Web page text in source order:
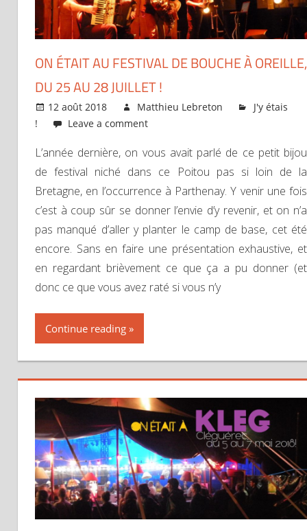
ON ÉTAIT AU FESTIVAL DE BOUCHE À OREILLE,
DU 25 AU 28 JUILLET !
12 août 2018 Matthieu Lebreton
J'y étais
!
Leave a comment
L’année dernière, on vous avait parlé de ce petit bijou
de festival niché dans ce Poitou pas si loin de la
Bretagne, en l’occurrence à Parthenay. Y venir une fois
c’est à coup sûr se donner l’envie d’y revenir, et on n’a
pas manqué d’aller y planter le camp de base, cet été
encore. Sans en faire une présentation exhaustive, et
en regardant brièvement ce que ça a pu donner (et
donc ce que vous avez raté si vous n’y
Continue reading